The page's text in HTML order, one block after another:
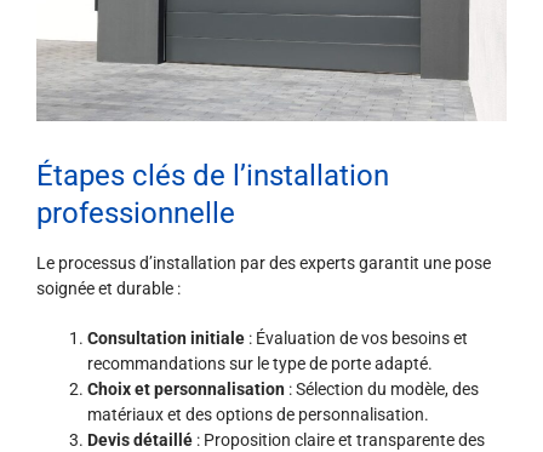
Étapes clés de l’installation
professionnelle
Le processus d’installation par des experts garantit une pose
soignée et durable :
Consultation initiale : Évaluation de vos besoins et
recommandations sur le type de porte adapté.
Choix et personnalisation : Sélection du modèle, des
matériaux et des options de personnalisation.
Devis détaillé : Proposition claire et transparente des